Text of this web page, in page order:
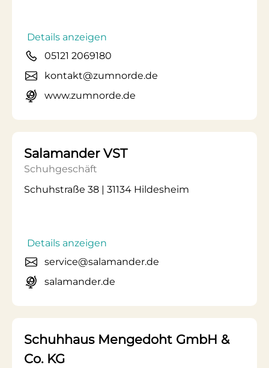
Details anzeigen
05121 2069180
kontakt@zumnorde.de
www.zumnorde.de
Salamander VST
Schuhgeschäft
Schuhstraße 38 | 31134 Hildesheim
Details anzeigen
service@salamander.de
salamander.de
Schuhhaus Mengedoht GmbH &
Co. KG